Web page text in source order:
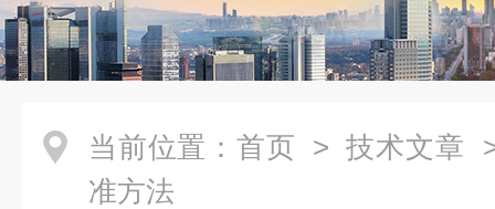
当前位置： 首页 > 技术文章
准方法